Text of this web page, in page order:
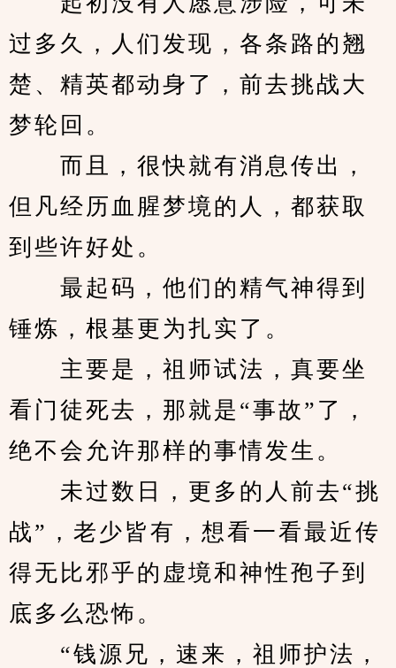
过多久，人们发现，各条路的翘
楚、精英都动身了，前去挑战大
梦轮回。
而且，很快就有消息传出，
但凡经历血腥梦境的人，都获取
到些许好处。
最起码，他们的精气神得到
锤炼，根基更为扎实了。
主要是，祖师试法，真要坐
看门徒死去，那就是“事故”了，
绝不会允许那样的事情发生。
未过数日，更多的人前去“挑
战”，老少皆有，想看一看最近传
得无比邪乎的虚境和神性孢子到
底多么恐怖。
“钱源兄，速来，祖师护法，